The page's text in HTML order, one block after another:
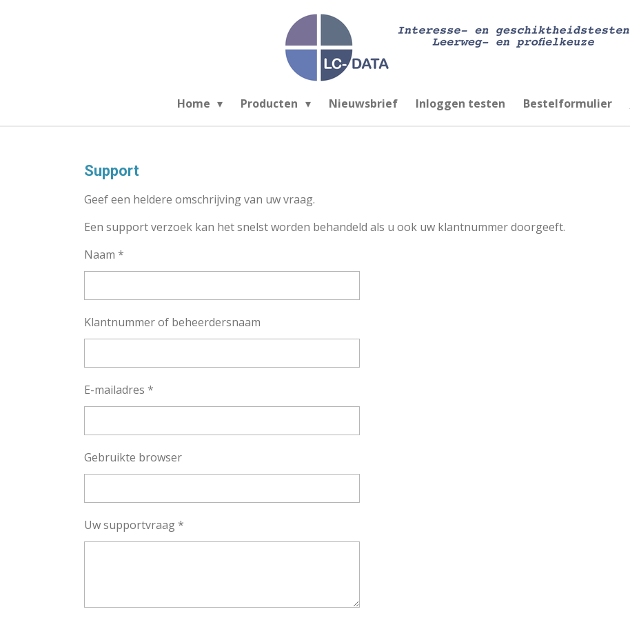
Home Producten Nieuwsbrief Inloggen testen Bestelformulier
Support
Geef een heldere omschrijving van uw vraag.
Een support verzoek kan het snelst worden behandeld als u ook uw klantnummer doorgeeft.
Naam *
Klantnummer of beheerdersnaam
E-mailadres *
Gebruikte browser
Uw supportvraag *